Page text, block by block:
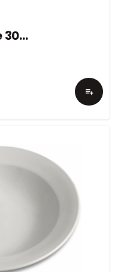
Heltallrik, Variace 30cm